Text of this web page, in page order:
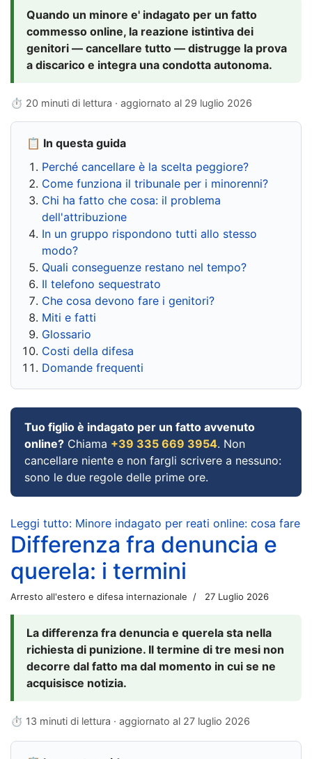
Quando un minore e' indagato per un fatto
commesso online, la reazione istintiva dei
genitori — cancellare tutto — distrugge la prova
a discarico e integra una condotta autonoma.
⏱ 20 minuti di lettura · aggiornato al 29 luglio 2026
📋 In questa guida
Perché cancellare è la scelta peggiore?
Come funziona il tribunale per i minorenni?
Chi ha fatto che cosa: il problema
dell'attribuzione
In un gruppo rispondono tutti allo stesso
modo?
Quali conseguenze restano nel tempo?
Il telefono sequestrato
Che cosa devono fare i genitori?
Miti e fatti
Glossario
Costi della difesa
Domande frequenti
Tuo figlio è indagato per un fatto avvenuto
online? Chiama +39 335 669 3954. Non
cancellare niente e non fargli scrivere a nessuno:
sono le due regole delle prime ore.
Leggi tutto: Minore indagato per reati online: cosa fare
Differenza fra denuncia e
querela: i termini
Arresto all'estero e difesa internazionale 27 Luglio 2026
La differenza fra denuncia e querela sta nella
richiesta di punizione. Il termine di tre mesi non
decorre dal fatto ma dal momento in cui se ne
acquisisce notizia.
⏱ 13 minuti di lettura · aggiornato al 27 luglio 2026